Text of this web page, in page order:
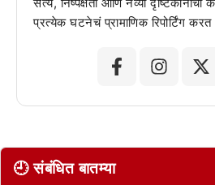
प्रत्येक घटनेचं प्रामाणिक रिपोर्टिंग
🕘 संबंधित बातम्या